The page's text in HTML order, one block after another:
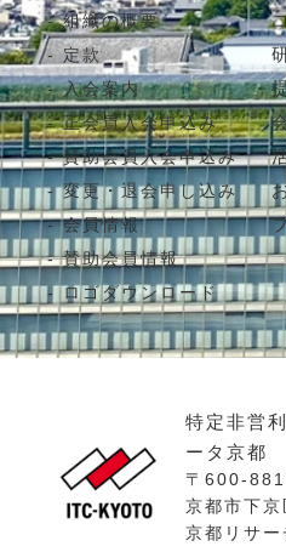
組織の概要
定款
入会案内
正会員入会申込み
賛助会員入会申込み
変更・退会申し込み
会員情報
賛助会員情報
ロゴダウンロード
特定非営
ータ京都
〒600-
京都市下
京都リサ